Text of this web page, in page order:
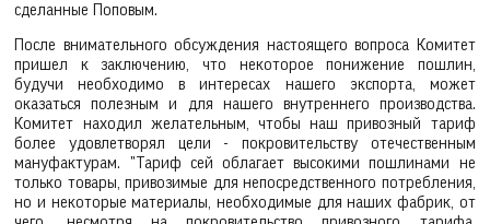
сделанные Поповым.
После внимательного обсуждения настоящего вопроса Комитет
пришел к заключению, что некоторое понижение пошлин,
будучи необходимо в интересах нашего экспорта, может
оказаться полезным и для нашего внутреннего производства.
Комитет находил желательным, чтобы наш привозный тариф
более удовлетворял цели - покровительству отечественным
мануфактурам. "Тариф сей облагает высокими пошлинами не
только товары, привозимые для непосредственного потребления,
но и некоторые материалы, необходимые для наших фабрик, от